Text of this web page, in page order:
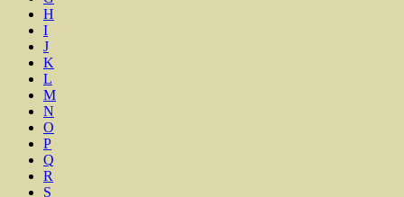
H
I
J
K
L
M
N
O
P
Q
R
S